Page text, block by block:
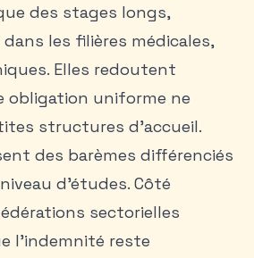
des stages longs,
les filières médicales,
Elles redoutent
obligation uniforme ne
structures d’accueil.
des barèmes différenciés
d’études. Côté
sectorielles
l’indemnité reste